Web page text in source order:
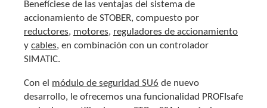
Benefíciese de las ventajas del sistema de
accionamiento de STOBER, compuesto por
reductores, motores, reguladores de accionamiento
y cables, en combinación con un controlador
SIMATIC.
Con el módulo de seguridad SU6 de nuevo
desarrollo, le ofrecemos una funcionalidad PROFIsafe